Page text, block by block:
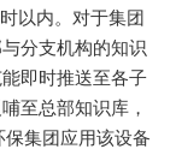
以内。对于集团
分支机构的知识
即时推送至各子
至总部知识库，
保集团应用该设备